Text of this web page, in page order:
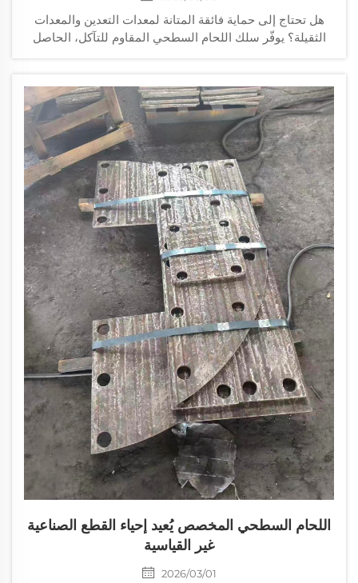
هل تحتاج إلى حماية فائقة المتانة لمعدات التعدين والمعدات
الثقيلة؟ يوفّر سلك اللحام السطحي المقاوم للتآكل، الحاصل
اللحام السطحي المخصص يُعيد إحياء القطع الصناعية
غير القياسية
2026/03/01